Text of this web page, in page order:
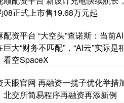
08正式上市售19.68万元起
配资平台 “大空头”查诺斯：当前
巨大“财务不匹配”，“AI云”实际是
看空SpaceX
天眼官网 再融资一揽子优化举措
北交所简易程序再融资再添新例